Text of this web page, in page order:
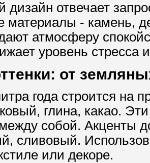
отвечает
материалы - камень,
атмосферу
уровень стресса
от
года строится на
глина, какао.
собой. Акценты
сливовый.
или декоре.